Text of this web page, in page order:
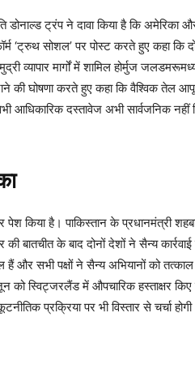
डोनाल्ड ट्रंप ने दावा किया है कि अमेरिका
‘ट्रुथ सोशल’ पर पोस्ट करते हुए कहा कि
व्यापार मार्गों में शामिल होर्मुज
की घोषणा करते हुए कहा कि वैश्विक तेल
आधिकारिक दस्तावेज अभी सार्वजनिक
किया है। पाकिस्तान के प्रधानमंत्री
बातचीत के बाद दोनों देशों ने सैन्य
और सभी पक्षों ने सैन्य अभियानों को
स्विट्जरलैंड में औपचारिक हस्ताक्षर
प्रक्रिया पर भी विस्तार से चर्चा